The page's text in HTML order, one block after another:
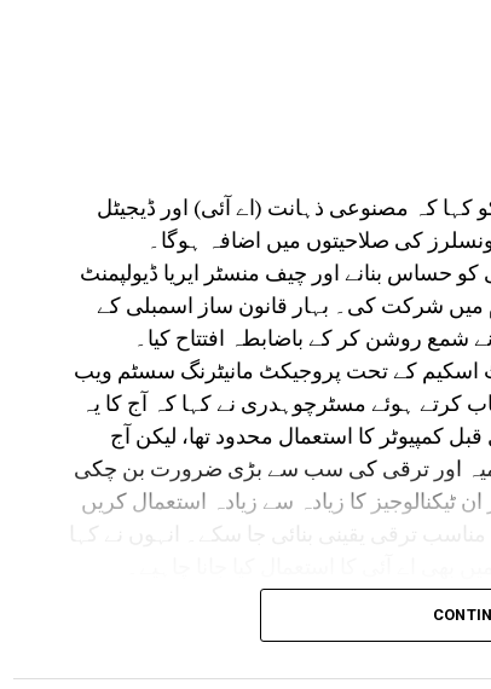
کہ مصنوعی ذہانت (اے آئی) اور ڈیجیٹل
کی صلاحیتوں میں اضافہ ہوگا۔
حساس بنانے اور چیف منسٹر ایریا ڈیولپمنٹ
میں شرکت کی۔ بہار قانون ساز اسمبلی کے
شمع روشن کر کے باضابطہ افتتاح کیا۔
اسکیم کے تحت پروجیکٹ مانیٹرنگ سسٹم ویب
کرتے ہوئے مسٹرچوہدری نے کہا کہ آج کا یہ
اہم ہے۔ انہوں نے کہا کہ 20-25 سال قبل کمپیوٹر کا استعمال محدود تھا، لیکن آج
اور ترقی کی سب سے بڑی ضرورت بن چکی
ٹیکنالوجیز کا زیادہ سے زیادہ استعمال کریں
ترقی یقینی بنائی جا سکے۔ انہوں نے کہا
دیگر ترقیاتی کاموں میں کیا جا سکتا ہے۔ آج